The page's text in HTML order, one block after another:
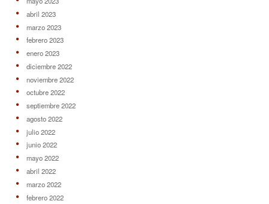
abril 2023
marzo 2023
febrero 2023
enero 2023
diciembre 2022
noviembre 2022
octubre 2022
septiembre 2022
agosto 2022
julio 2022
junio 2022
mayo 2022
abril 2022
marzo 2022
febrero 2022